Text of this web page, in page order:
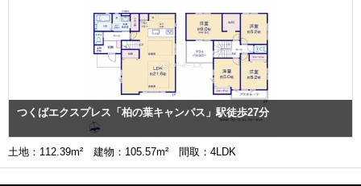
つくばエクスプレス「柏の葉キャンパス」駅徒歩27分
土地：112.39m² 建物：105.57m² 間取：4LDK